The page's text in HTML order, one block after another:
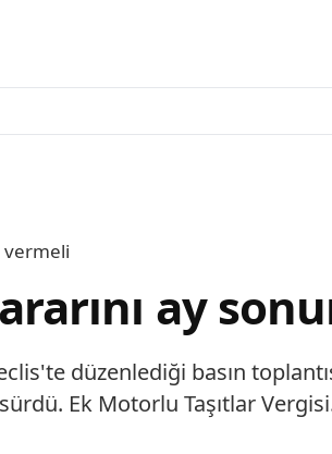
vermeli
ay
düzenlediği basın
Ek Motorlu Taşıtlar